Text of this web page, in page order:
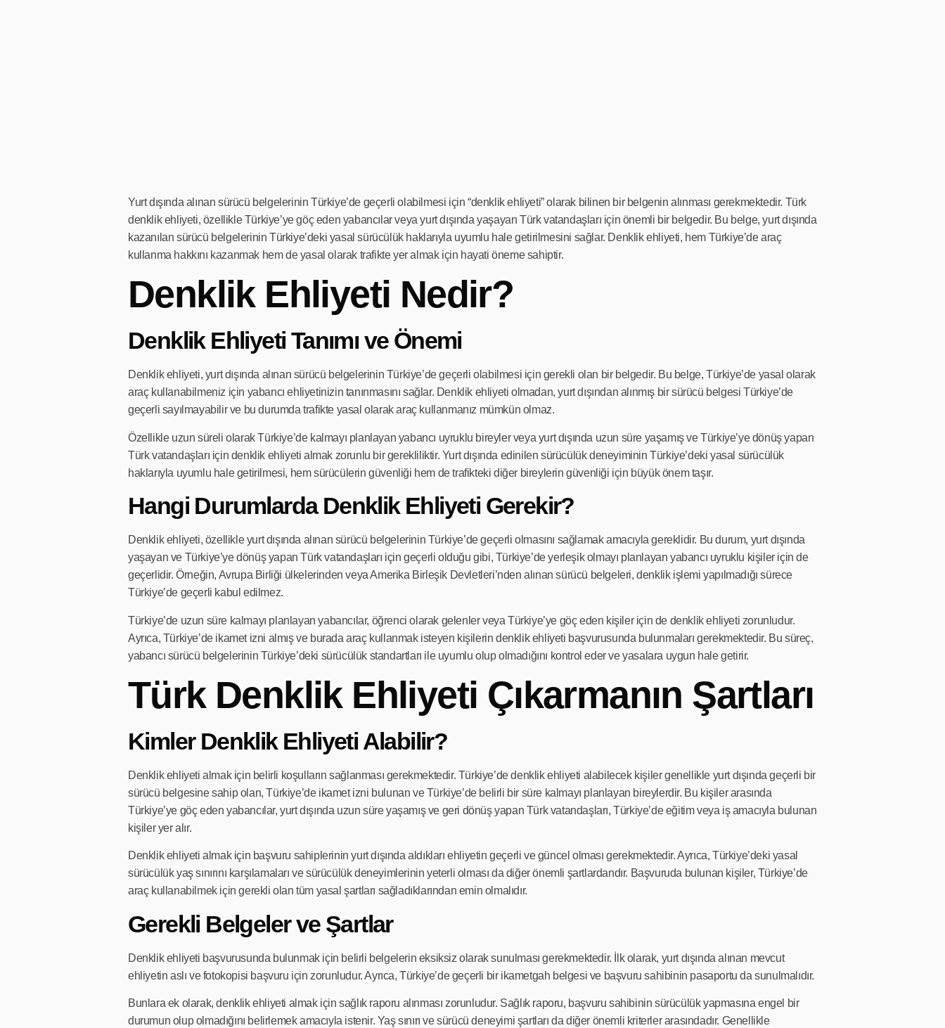
Yurt dışında alınan sürücü belgelerinin Türkiye’de geçerli olabilmesi için “denklik ehliyeti” olarak bilinen bir belgenin alınması gerekmektedir. Türk
denklik ehliyeti, özellikle Türkiye’ye göç eden yabancılar veya yurt dışında yaşayan Türk vatandaşları için önemli bir belgedir. Bu belge, yurt dışında
kazanılan sürücü belgelerinin Türkiye’deki yasal sürücülük haklarıyla uyumlu hale getirilmesini sağlar. Denklik ehliyeti, hem Türkiye’de araç
kullanma hakkını kazanmak hem de yasal olarak trafikte yer almak için hayati öneme sahiptir.
Denklik Ehliyeti Nedir?
Denklik Ehliyeti Tanımı ve Önemi
Denklik ehliyeti, yurt dışında alınan sürücü belgelerinin Türkiye’de geçerli olabilmesi için gerekli olan bir belgedir. Bu belge, Türkiye’de yasal olarak
araç kullanabilmeniz için yabancı ehliyetinizin tanınmasını sağlar. Denklik ehliyeti olmadan, yurt dışından alınmış bir sürücü belgesi Türkiye’de
geçerli sayılmayabilir ve bu durumda trafikte yasal olarak araç kullanmanız mümkün olmaz.
Özellikle uzun süreli olarak Türkiye’de kalmayı planlayan yabancı uyruklu bireyler veya yurt dışında uzun süre yaşamış ve Türkiye’ye dönüş yapan
Türk vatandaşları için denklik ehliyeti almak zorunlu bir gerekliliktir. Yurt dışında edinilen sürücülük deneyiminin Türkiye’deki yasal sürücülük
haklarıyla uyumlu hale getirilmesi, hem sürücülerin güvenliği hem de trafikteki diğer bireylerin güvenliği için büyük önem taşır.
Hangi Durumlarda Denklik Ehliyeti Gerekir?
Denklik ehliyeti, özellikle yurt dışında alınan sürücü belgelerinin Türkiye’de geçerli olmasını sağlamak amacıyla gereklidir. Bu durum, yurt dışında
yaşayan ve Türkiye’ye dönüş yapan Türk vatandaşları için geçerli olduğu gibi, Türkiye’de yerleşik olmayı planlayan yabancı uyruklu kişiler için de
geçerlidir. Örneğin, Avrupa Birliği ülkelerinden veya Amerika Birleşik Devletleri’nden alınan sürücü belgeleri, denklik işlemi yapılmadığı sürece
Türkiye’de geçerli kabul edilmez.
Türkiye’de uzun süre kalmayı planlayan yabancılar, öğrenci olarak gelenler veya Türkiye’ye göç eden kişiler için de denklik ehliyeti zorunludur.
Ayrıca, Türkiye’de ikamet izni almış ve burada araç kullanmak isteyen kişilerin denklik ehliyeti başvurusunda bulunmaları gerekmektedir. Bu süreç,
yabancı sürücü belgelerinin Türkiye’deki sürücülük standartları ile uyumlu olup olmadığını kontrol eder ve yasalara uygun hale getirir.
Türk Denklik Ehliyeti Çıkarmanın Şartları
Kimler Denklik Ehliyeti Alabilir?
Denklik ehliyeti almak için belirli koşulların sağlanması gerekmektedir. Türkiye’de denklik ehliyeti alabilecek kişiler genellikle yurt dışında geçerli bir
sürücü belgesine sahip olan, Türkiye’de ikamet izni bulunan ve Türkiye’de belirli bir süre kalmayı planlayan bireylerdir. Bu kişiler arasında
Türkiye’ye göç eden yabancılar, yurt dışında uzun süre yaşamış ve geri dönüş yapan Türk vatandaşları, Türkiye’de eğitim veya iş amacıyla bulunan
kişiler yer alır.
Denklik ehliyeti almak için başvuru sahiplerinin yurt dışında aldıkları ehliyetin geçerli ve güncel olması gerekmektedir. Ayrıca, Türkiye’deki yasal
sürücülük yaş sınırını karşılamaları ve sürücülük deneyimlerinin yeterli olması da diğer önemli şartlardandır. Başvuruda bulunan kişiler, Türkiye’de
araç kullanabilmek için gerekli olan tüm yasal şartları sağladıklarından emin olmalıdır.
Gerekli Belgeler ve Şartlar
Denklik ehliyeti başvurusunda bulunmak için belirli belgelerin eksiksiz olarak sunulması gerekmektedir. İlk olarak, yurt dışında alınan mevcut
ehliyetin aslı ve fotokopisi başvuru için zorunludur. Ayrıca, Türkiye’de geçerli bir ikametgah belgesi ve başvuru sahibinin pasaportu da sunulmalıdır.
Bunlara ek olarak, denklik ehliyeti almak için sağlık raporu alınması zorunludur. Sağlık raporu, başvuru sahibinin sürücülük yapmasına engel bir
durumun olup olmadığını belirlemek amacıyla istenir. Yaş sınırı ve sürücü deneyimi şartları da diğer önemli kriterler arasındadır. Genellikle